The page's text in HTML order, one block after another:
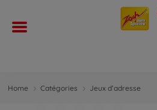
Home Catégories Jeux d’adresse